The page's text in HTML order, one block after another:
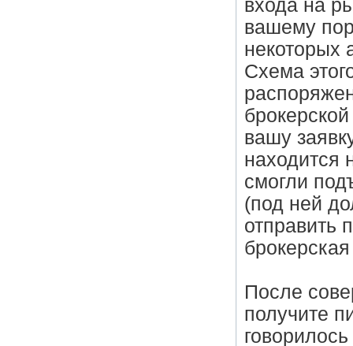
входа на
вашему
некоторых
Схема
вашу
находится
смогли
(под ней
отправить
После
получите